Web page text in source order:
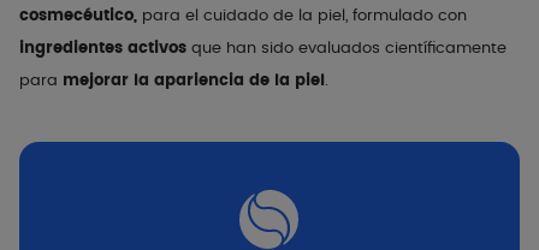
cosmecéutico, para el cuidado de la piel, formulado con
ingredientes activos que han sido evaluados científicamente
para mejorar la apariencia de la piel .